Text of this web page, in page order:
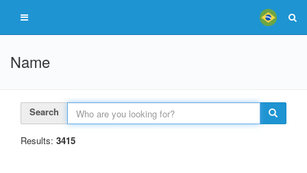
Name
Search
Results: 3415